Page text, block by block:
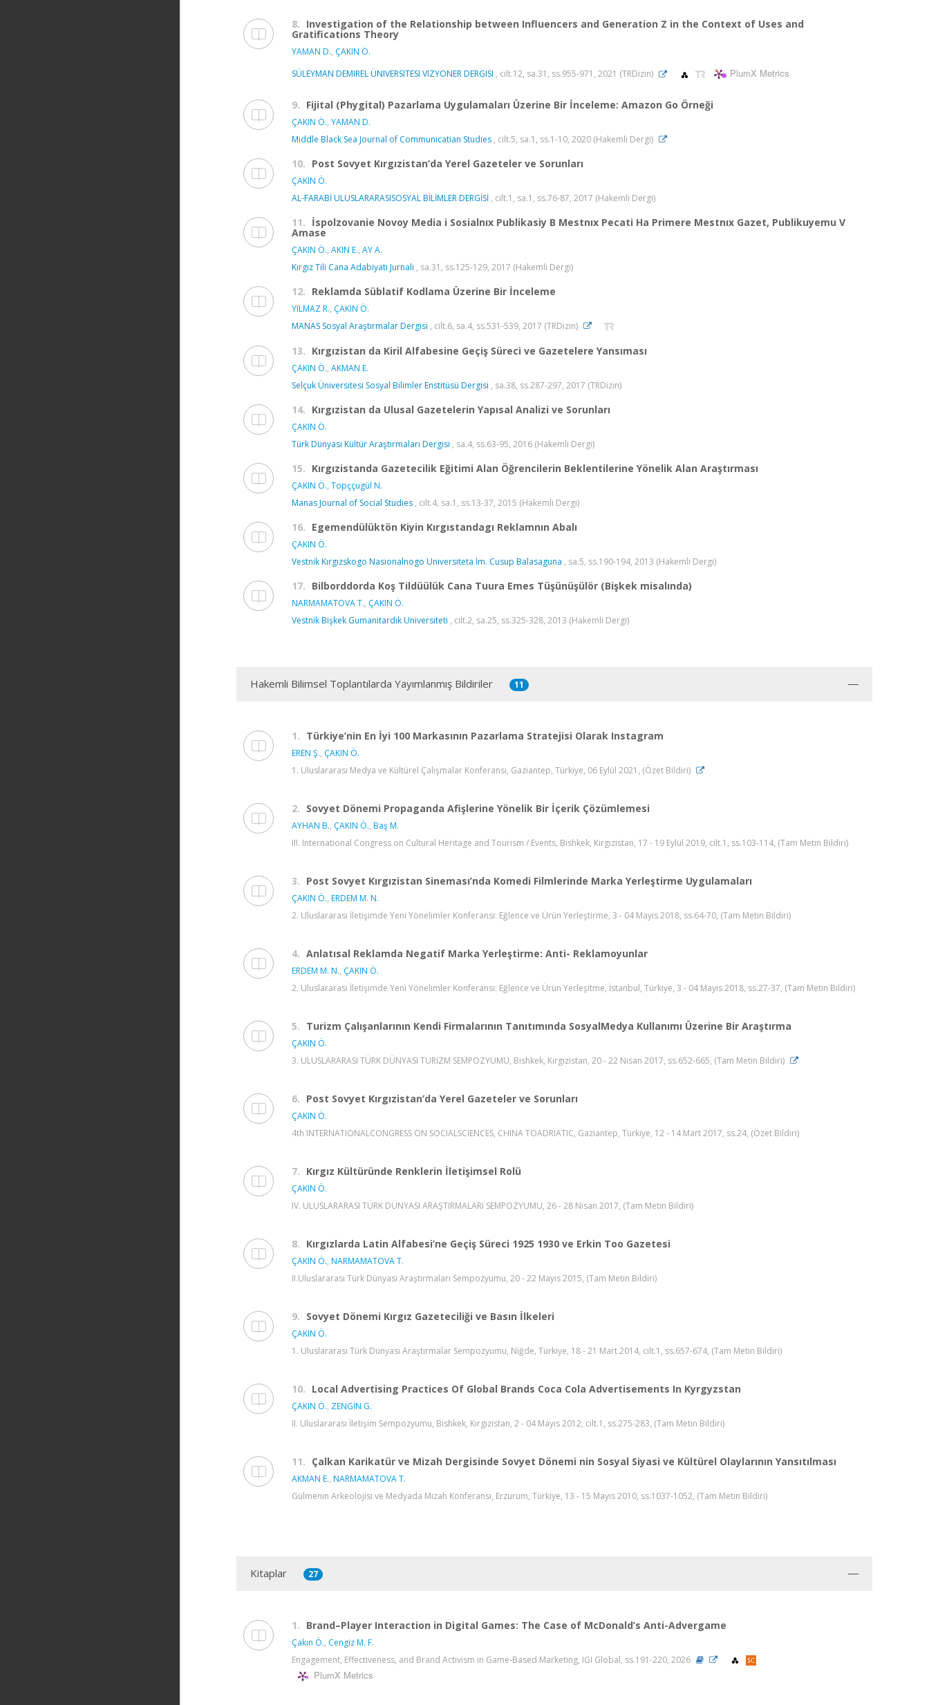
8. Investigation of the Relationship between Influencers and Generation Z in the Context of Uses and
Gratifications Theory
YAMAN D., ÇAKIN Ö.
SÜLEYMAN DEMIREL ÜNIVERSITESI VIZYONER DERGISI , cilt.12, sa.31, ss.955-971, 2021 (TRDizin) PlumX Metrics
9. Fijital (Phygital) Pazarlama Uygulamaları Üzerine Bir İnceleme: Amazon Go Örneği
ÇAKIN Ö., YAMAN D.
Middle Black Sea Journal of Communicatian Studies , cilt.5, sa.1, ss.1-10, 2020 (Hakemli Dergi)
10. Post Sovyet Kırgızistan’da Yerel Gazeteler ve Sorunları
ÇAKIN Ö.
AL-FARABİ ULUSLARARASISOSYAL BİLİMLER DERGİSİ , cilt.1, sa.1, ss.76-87, 2017 (Hakemli Dergi)
11. İspolzovanie Novoy Media i Sosialnıx Publikasiy B Mestnıx Pecati Ha Primere Mestnıx Gazet, Publikuyemu V
Amase
ÇAKIN Ö., AKIN E., AY A.
Kırgız Tili Cana Adabiyatı Jurnalı , sa.31, ss.125-129, 2017 (Hakemli Dergi)
12. Reklamda Süblatif Kodlama Üzerine Bir İnceleme
YILMAZ R., ÇAKIN Ö.
MANAS Sosyal Araştırmalar Dergisi , cilt.6, sa.4, ss.531-539, 2017 (TRDizin)
13. Kırgızistan da Kiril Alfabesine Geçiş Süreci ve Gazetelere Yansıması
ÇAKIN Ö., AKMAN E.
Selçuk Üniversitesi Sosyal Bilimler Enstitüsü Dergisi , sa.38, ss.287-297, 2017 (TRDizin)
14. Kırgızistan da Ulusal Gazetelerin Yapısal Analizi ve Sorunları
ÇAKIN Ö.
Türk Dünyası Kültür Araştırmaları Dergisi , sa.4, ss.63-95, 2016 (Hakemli Dergi)
15. Kırgızistanda Gazetecilik Eğitimi Alan Öğrencilerin Beklentilerine Yönelik Alan Araştırması
ÇAKIN Ö., Topççugül N.
Manas Journal of Social Studies , cilt.4, sa.1, ss.13-37, 2015 (Hakemli Dergi)
16. Egemendülüktön Kiyin Kırgıstandagı Reklamnın Abalı
ÇAKIN Ö.
Vestnik Kırgızskogo Nasionalnogo Universiteta İm. Cusup Balasaguna , sa.5, ss.190-194, 2013 (Hakemli Dergi)
17. Bilborddorda Koş Tildüülük Cana Tuura Emes Tüşünüşülör (Bişkek misalında)
NARMAMATOVA T., ÇAKIN Ö.
Vestnik Bişkek Gumanitardık Universiteti , cilt.2, sa.25, ss.325-328, 2013 (Hakemli Dergi)
Hakemli Bilimsel Toplantılarda Yayımlanmış Bildiriler 11
1. Türkiye’nin En İyi 100 Markasının Pazarlama Stratejisi Olarak Instagram
EREN Ş., ÇAKIN Ö.
1. Uluslararası Medya ve Kültürel Çalışmalar Konferansı, Gaziantep, Türkiye, 06 Eylül 2021, (Özet Bildiri)
2. Sovyet Dönemi Propaganda Afişlerine Yönelik Bir İçerik Çözümlemesi
AYHAN B., ÇAKIN Ö., Baş M.
III. International Congress on Cultural Heritage and Tourism / Events, Bishkek, Kırgızistan, 17 - 19 Eylül 2019, cilt.1, ss.103-114, (Tam Metin Bildiri)
3. Post Sovyet Kırgızistan Sineması’nda Komedi Filmlerinde Marka Yerleştirme Uygulamaları
ÇAKIN Ö., ERDEM M. N.
2. Uluslararası İletişimde Yeni Yönelimler Konferansı: Eğlence ve Ürün Yerleştirme, 3 - 04 Mayıs 2018, ss.64-70, (Tam Metin Bildiri)
4. Anlatısal Reklamda Negatif Marka Yerleştirme: Anti- Reklamoyunlar
ERDEM M. N., ÇAKIN Ö.
2. Uluslararası İletişimde Yeni Yönelimler Konferansı: Eğlence ve Ürün Yerleşitme, İstanbul, Türkiye, 3 - 04 Mayıs 2018, ss.27-37, (Tam Metin Bildiri)
5. Turizm Çalışanlarının Kendi Firmalarının Tanıtımında SosyalMedya Kullanımı Üzerine Bir Araştırma
ÇAKIN Ö.
3. ULUSLARARASI TÜRK DÜNYASI TURİZM SEMPOZYUMU, Bishkek, Kırgızistan, 20 - 22 Nisan 2017, ss.652-665, (Tam Metin Bildiri)
6. Post Sovyet Kırgızistan’da Yerel Gazeteler ve Sorunları
ÇAKIN Ö.
4th INTERNATIONALCONGRESS ON SOCIALSCIENCES, CHINA TOADRIATIC, Gaziantep, Türkiye, 12 - 14 Mart 2017, ss.24, (Özet Bildiri)
7. Kırgız Kültüründe Renklerin İletişimsel Rolü
ÇAKIN Ö.
IV. ULUSLARARASI TÜRK DÜNYASI ARAŞTIRMALARI SEMPOZYUMU, 26 - 28 Nisan 2017, (Tam Metin Bildiri)
8. Kırgızlarda Latin Alfabesi’ne Geçiş Süreci 1925 1930 ve Erkin Too Gazetesi
ÇAKIN Ö., NARMAMATOVA T.
II.Uluslararası Türk Dünyası Araştırmaları Sempozyumu, 20 - 22 Mayıs 2015, (Tam Metin Bildiri)
9. Sovyet Dönemi Kırgız Gazeteciliği ve Basın İlkeleri
ÇAKIN Ö.
1. Uluslararası Türk Dünyası Araştırmalar Sempozyumu, Niğde, Türkiye, 18 - 21 Mart 2014, cilt.1, ss.657-674, (Tam Metin Bildiri)
10. Local Advertising Practices Of Global Brands Coca Cola Advertisements In Kyrgyzstan
ÇAKIN Ö., ZENGİN G.
II. Uluslararası İletişim Sempozyumu, Bishkek, Kırgızistan, 2 - 04 Mayıs 2012, cilt.1, ss.275-283, (Tam Metin Bildiri)
11. Çalkan Karikatür ve Mizah Dergisinde Sovyet Dönemi nin Sosyal Siyasi ve Kültürel Olaylarının Yansıtılması
AKMAN E., NARMAMATOVA T.
Gülmenin Arkeolojisi ve Medyada Mizah Konferansı, Erzurum, Türkiye, 13 - 15 Mayıs 2010, ss.1037-1052, (Tam Metin Bildiri)
Kitaplar 27
1. Brand–Player Interaction in Digital Games: The Case of McDonald’s Anti-Advergame
Çakın Ö., Cengiz M. F.
Engagement, Effectiveness, and Brand Activism in Game-Based Marketing, IGI Global, ss.191-220, 2026
PlumX Metrics